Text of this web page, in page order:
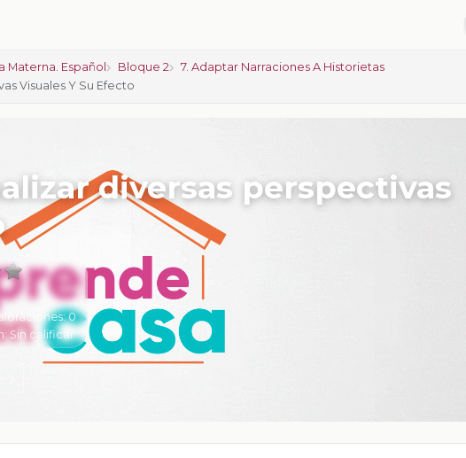
Materna. Español Bloque 2
7. Adaptar Narraciones A Historietas
Visuales Y Su Efecto
diversas perspectivas
0
Sin calificar